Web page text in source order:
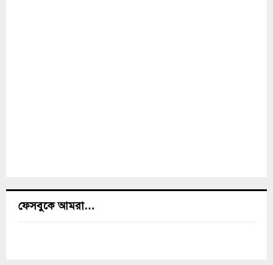
ফেসবুকে আমরা…